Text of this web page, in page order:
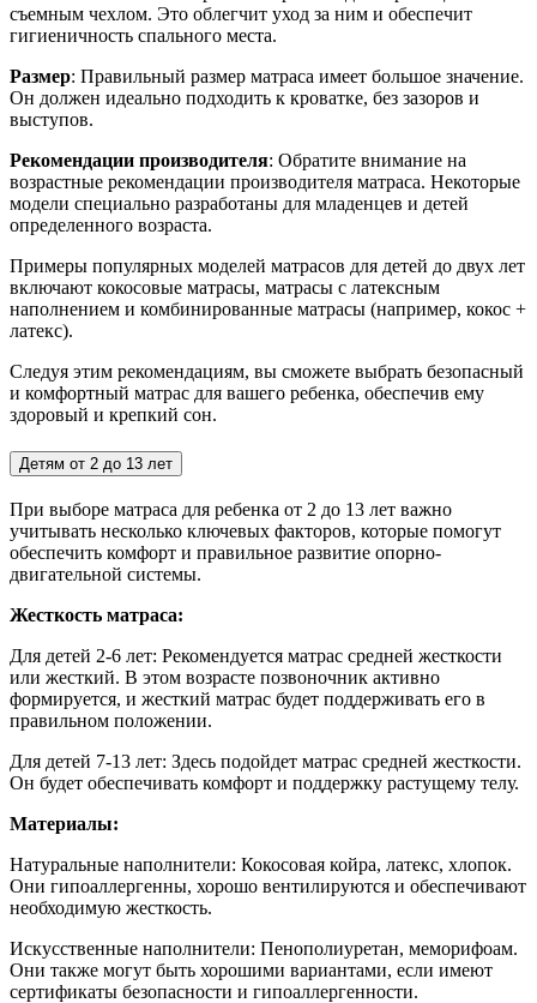
съемным чехлом. Это облегчит уход за ним и обеспечит
гигиеничность спального места.
Размер: Правильный размер матраса имеет большое значение.
Он должен идеально подходить к кроватке, без зазоров и
выступов.
Рекомендации производителя: Обратите внимание на
возрастные рекомендации производителя матраса. Некоторые
модели специально разработаны для младенцев и детей
определенного возраста.
Примеры популярных моделей матрасов для детей до двух лет
включают кокосовые матрасы, матрасы с латексным
наполнением и комбинированные матрасы (например, кокос +
латекс).
Следуя этим рекомендациям, вы сможете выбрать безопасный
и комфортный матрас для вашего ребенка, обеспечив ему
здоровый и крепкий сон.
Детям от 2 до 13 лет
При выборе матраса для ребенка от 2 до 13 лет важно
учитывать несколько ключевых факторов, которые помогут
обеспечить комфорт и правильное развитие опорно-
двигательной системы.
Жесткость матраса:
Для детей 2-6 лет: Рекомендуется матрас средней жесткости
или жесткий. В этом возрасте позвоночник активно
формируется, и жесткий матрас будет поддерживать его в
правильном положении.
Для детей 7-13 лет: Здесь подойдет матрас средней жесткости.
Он будет обеспечивать комфорт и поддержку растущему телу.
Материалы:
Натуральные наполнители: Кокосовая койра, латекс, хлопок.
Они гипоаллергенны, хорошо вентилируются и обеспечивают
необходимую жесткость.
Искусственные наполнители: Пенополиуретан, меморифоам.
Они также могут быть хорошими вариантами, если имеют
сертификаты безопасности и гипоаллергенности.